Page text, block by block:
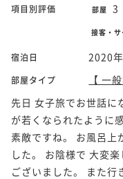
項目別評価 部屋 3
接客・サ
宿泊日 2020
部屋タイプ
【 一
先日 女子旅でお世話に
が若くなられたように
素敵ですね。 お風呂上
した。 お陰様で 大変
ございました。 また行